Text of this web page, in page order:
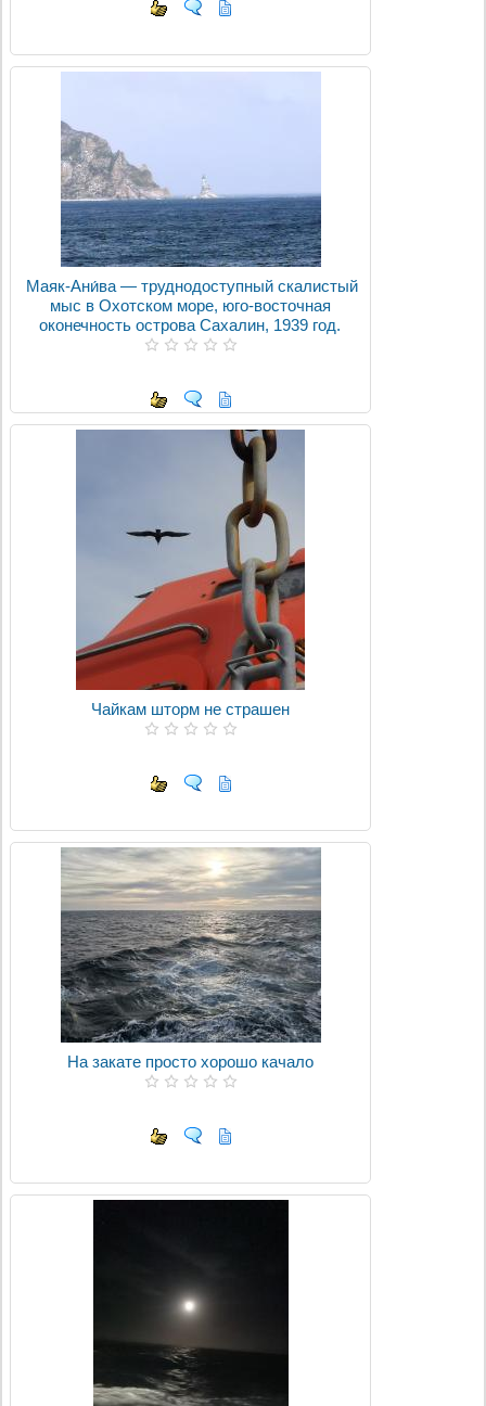
Маяк-Ани́ва — труднодоступный скалистый
мыс в Охотском море, юго-восточная
оконечность острова Сахалин, 1939 год.
Чайкам шторм не страшен
На закате просто хорошо качало